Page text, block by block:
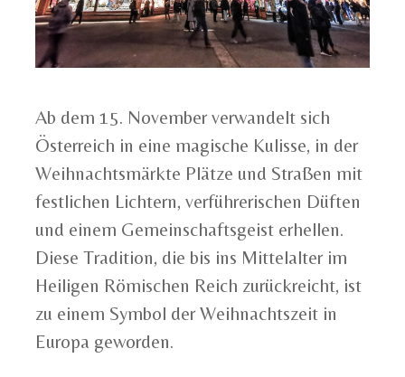
Ab dem 15. November verwandelt sich
Österreich in eine magische Kulisse, in der
Weihnachtsmärkte Plätze und Straßen mit
festlichen Lichtern, verführerischen Düften
und einem Gemeinschaftsgeist erhellen.
Diese Tradition, die bis ins Mittelalter im
Heiligen Römischen Reich zurückreicht, ist
zu einem Symbol der Weihnachtszeit in
Europa geworden.